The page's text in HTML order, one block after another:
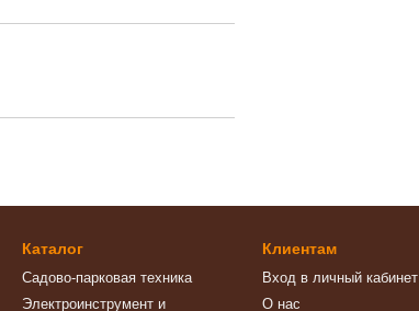
Каталог
Садово-парковая техника
Электроинструмент и
Клиентам
Вход в личный кабинет
О нас